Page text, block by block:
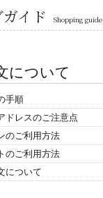
イド Shopping guide
について
手順
ドレスのご注意点
のご利用方法
のご利用方法
について